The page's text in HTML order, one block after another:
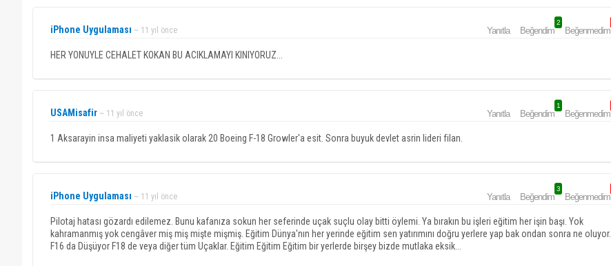
iPhone Uygulaması ~ 11 yıl önce Yanıtla Beğendim
2
Beğenmedim
HER YONUYLE CEHALET KOKAN BU ACIKLAMAYI KINIYORUZ...
USAMisafir ~ 11 yıl önce Yanıtla Beğendim
1
Beğenmedim
1 Aksarayin insa maliyeti yaklasik olarak 20 Boeing F-18 Growler'a esit. Sonra buyuk devlet asrin lideri filan.
iPhone Uygulaması ~ 11 yıl önce Yanıtla Beğendim
3
Beğenmedim
Pilotaj hatası gözardı edilemez. Bunu kafanıza sokun her seferinde uçak suçlu olay bitti öylemi. Ya bırakın bu işleri eğitim her işin başı. Yok
kahramanmış yok cengâver miş miş mişte mişmiş. Eğitim Dünya'nın her yerinde eğitim sen yatırımını doğru yerlere yap bak ondan sonra ne oluyor.
F16 da Düşüyor F18 de veya diğer tüm Uçaklar. Eğitim Eğitim Eğitim bir yerlerde birşey bizde mutlaka eksik...